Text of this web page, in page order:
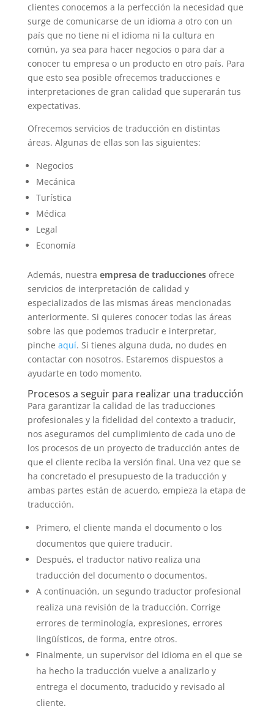
clientes conocemos a la perfección la necesidad que
surge de comunicarse de un idioma a otro con un
país que no tiene ni el idioma ni la cultura en
común, ya sea para hacer negocios o para dar a
conocer tu empresa o un producto en otro país. Para
que esto sea posible ofrecemos traducciones e
interpretaciones de gran calidad que superarán tus
expectativas.
Ofrecemos servicios de traducción en distintas
áreas. Algunas de ellas son las siguientes:
Negocios
Mecánica
Turística
Médica
Legal
Economía
Además, nuestra empresa de traduccionesofrece
servicios de interpretación de calidad y
especializados de las mismas áreas mencionadas
anteriormente. Si quieres conocer todas las áreas
sobre las que podemos traducir e interpretar,
pinche aquí. Si tienes alguna duda, no dudes en
contactar con nosotros. Estaremos dispuestos a
ayudarte en todo momento.
Procesos a seguir para realizar una traducción
Para garantizar la calidad de las traducciones
profesionales y la fidelidad del contexto a traducir,
nos aseguramos del cumplimiento de cada uno de
los procesos de un proyecto de traducción antes de
que el cliente reciba la versión final. Una vez que se
ha concretado el presupuesto de la traducción y
ambas partes están de acuerdo, empieza la etapa de
traducción.
Primero, el cliente manda el documento o los
documentos que quiere traducir.
Después, el traductor nativo realiza una
traducción del documento o documentos.
A continuación, un segundo traductor profesional
realiza una revisión de la traducción. Corrige
errores de terminología, expresiones, errores
lingüísticos, de forma, entre otros.
Finalmente, un supervisor del idioma en el que se
ha hecho la traducción vuelve a analizarlo y
entrega el documento, traducido y revisado al
cliente.